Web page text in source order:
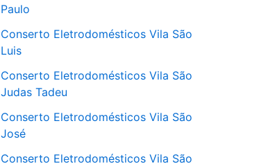
Paulo
Conserto Eletrodomésticos Vila São
Luis
Conserto Eletrodomésticos Vila São
Judas Tadeu
Conserto Eletrodomésticos Vila São
José
Conserto Eletrodomésticos Vila São